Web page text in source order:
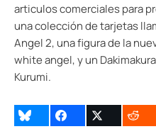
articulos comerciales para
una colección de tarjetas
Angel 2, una figura de la
white angel, y un
Kurumi.